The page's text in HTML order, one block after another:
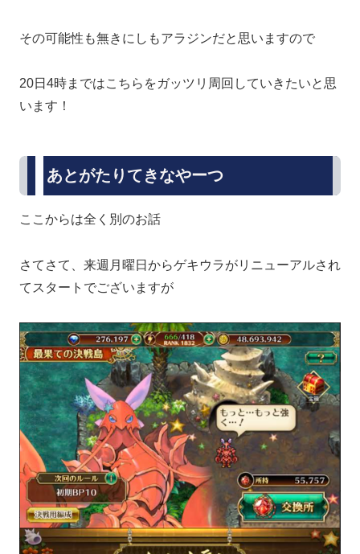
その可能性も無きにしもアラジンだと思いますので
20日4時まではこちらをガッツリ周回していきたいと思
います！
あとがたりてきなやーつ
ここからは全く別のお話
さてさて、来週月曜日からゲキウラがリニューアルされ
てスタートでございますが